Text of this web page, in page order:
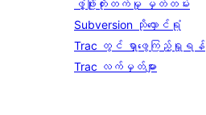
ဖွံ့ဖြိုးတိုးတက်မှု မှတ်တမ်း
Subversion သိုလှောင်ရုံ
Trac တွင် ရှာဖွေကြည့်ရှုရန်
Trac လက်မှတ်များ